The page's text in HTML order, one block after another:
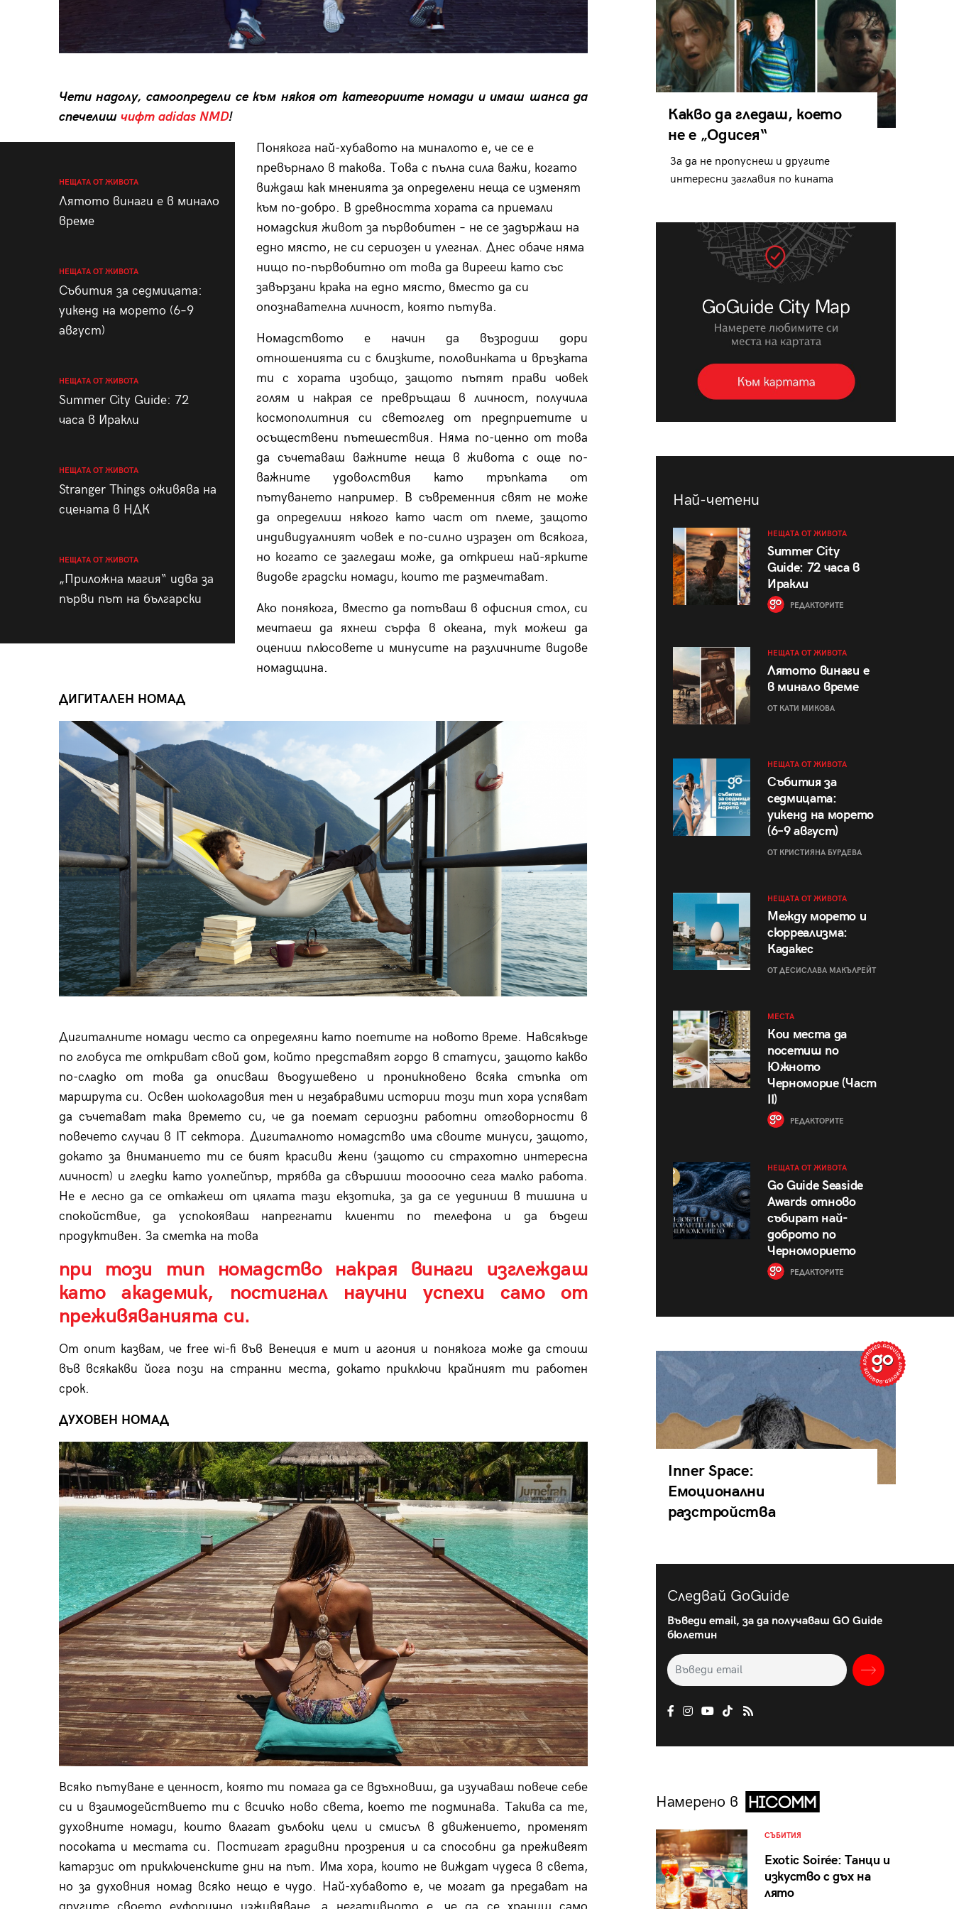
Чети надолу, самоопредели се към някоя от категориите номади и имаш шанса да
спечелиш чифт adidas NMD!
НЕЩАТА ОТ ЖИВОТА
Лятото винаги е в минало
време
НЕЩАТА ОТ ЖИВОТА
Събития за седмицата:
уикенд на морето (6–9
август)
НЕЩАТА ОТ ЖИВОТА
Summer City Guide: 72
часа в Иракли
НЕЩАТА ОТ ЖИВОТА
Stranger Things оживява на
сцената в НДК
НЕЩАТА ОТ ЖИВОТА
„Приложна магия“ идва за
първи път на български
Понякога най-хубавото на миналото е, че се е
превърнало в такова. Това с пълна сила важи, когато
виждаш как мненията за определени неща се изменят
към по-добро. В древността хората са приемали
номадския живот за първобитен – не се задържаш на
едно място, не си сериозен и улегнал. Днес обаче няма
нищо по-първобитно от това да вирееш като със
завързани крака на едно място, вместо да си
опознавателна личност, която пътува.
Номадството е начин да възродиш дори
отношенията си с близките, половинката и връзката
ти с хората изобщо, защото пътят прави човек
голям и накрая се превръщаш в личност, получила
космополитния си светоглед от предприетите и
осъществени пътешествия. Няма по-ценно от това
да съчетаваш важните неща в живота с още по-
важните удоволствия като тръпката от
пътуването например. В съвременния свят не може
да определиш някого като част от племе, защото
индивидуалният човек е по-силно изразен от всякога,
но когато се загледаш може, да откриеш най-ярките
видове градски номади, които те размечтават.
Ако понякога, вместо да потъваш в офисния стол, си
мечтаеш да яхнеш сърфа в океана, тук можеш да
оцениш плюсовете и минусите на различните видове
номадщина.
ДИГИТАЛЕН НОМАД
Дигиталните номади често са определяни като поетите на новото време. Навсякъде
по глобуса те откриват свой дом, който представят гордо в статуси, защото какво
по-сладко от това да описваш въодушевено и проникновено всяка стъпка от
маршрута си. Освен шоколадовия тен и незабравими истории този тип хора успяват
да съчетават така времето си, че да поемат сериозни работни отговорности в
повечето случаи в IT сектора. Дигиталното номадство има своите минуси, защото,
докато за вниманието ти се бият красиви жени (защото си страхотно интересна
личност) и гледки като уолпейпър, трябва да свършиш тоооочно сега малко работа.
Не е лесно да се откажеш от цялата тази екзотика, за да се уединиш в тишина и
спокойствие, да успокояваш напрегнати клиенти по телефона и да бъдеш
продуктивен. За сметка на това
при този тип номадство накрая винаги изглеждаш
като академик, постигнал научни успехи само от
преживяванията си.
От опит казвам, че free wi-fi във Венеция е мит и агония и понякога може да стоиш
във всякакви йога пози на странни места, докато приключи крайният ти работен
срок.
ДУХОВЕН НОМАД
Всяко пътуване е ценност, която ти помага да се вдъхновиш, да изучаваш повече себе
си и взаимодействието ти с всичко ново света, което те подминава. Такива са те,
духовните номади, които влагат дълбоки цели и смисъл в движението, променят
посоката и местата си. Постигат градивни прозрения и са способни да преживеят
катарзис от приключенските дни на път. Има хора, които не виждат чудеса в света,
но за духовния номад всяко нещо е чудо. Най-хубавото е, че могат да предават на
Какво да гледаш, което
не е „Одисея“
За да не пропуснеш и другите
интересни заглавия по кината
Най-четени
НЕЩАТА ОТ ЖИВОТА
Summer City
Guide: 72 часа в
Иракли
РЕДАКТОРИТЕ
НЕЩАТА ОТ ЖИВОТА
Лятото винаги е
в минало време
ОТ КАТИ МИКОВА
НЕЩАТА ОТ ЖИВОТА
Събития за
седмицата:
уикенд на морето
(6–9 август)
ОТ КРИСТИЯНА БУРДЕВА
НЕЩАТА ОТ ЖИВОТА
Между морето и
сюрреализма:
Кадакес
ОТ ДЕСИСЛАВА МАКЪЛРЕЙТ
МЕСТА
Кои места да
посетиш по
Южното
Черноморие (Част
II)
РЕДАКТОРИТЕ
НЕЩАТА ОТ ЖИВОТА
Go Guide Seaside
Awards отново
събират най-
доброто по
Черноморието
РЕДАКТОРИТЕ
Inner Space:
Емоционални
разстройства
Следвай GoGuide
Въведи email, за да получаваш GO Guide
бюлетин
Намерено в
СЪБИТИЯ
Exotic Soirée: Танци и
изкуство с дъх на
лято